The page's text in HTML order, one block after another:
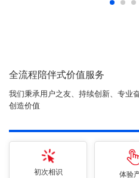
全流程陪伴式价值服务
我们秉承用户之友、持续创新、专业
创造价值
初次相识 体验